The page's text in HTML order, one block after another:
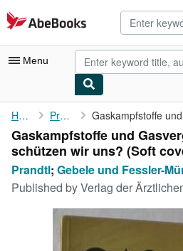
Skip to main content
AbeBooks.com
Menu
My Account
My Purchases
Advanced Search
Browse Collections
Rare Books
Art & Collectibles
Home Prandtl
Gaskampfstoffe und
schützen wir uns? (Soft
Prandtl; Gebele und Fessler-
Published byVerlag der Ärztlichen